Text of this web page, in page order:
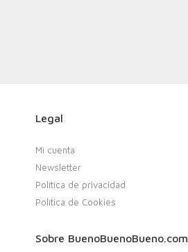
Legal
Mi cuenta
Newsletter
Política de privacidad
Política de Cookies
Sobre BuenoBuenoBueno.com